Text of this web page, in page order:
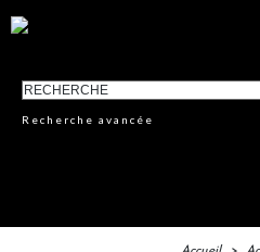
Recherche avancée